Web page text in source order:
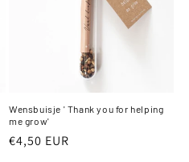
Wensbuisje ' Thank you for helping
me grow'
Normale
€4,50 EUR